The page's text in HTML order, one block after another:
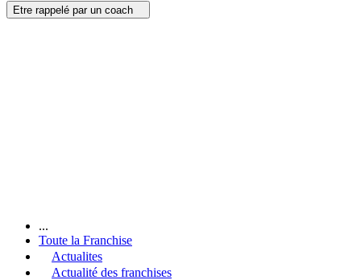
Etre rappelé par un coach
...
Toute la Franchise
Actualites
Actualité des franchises